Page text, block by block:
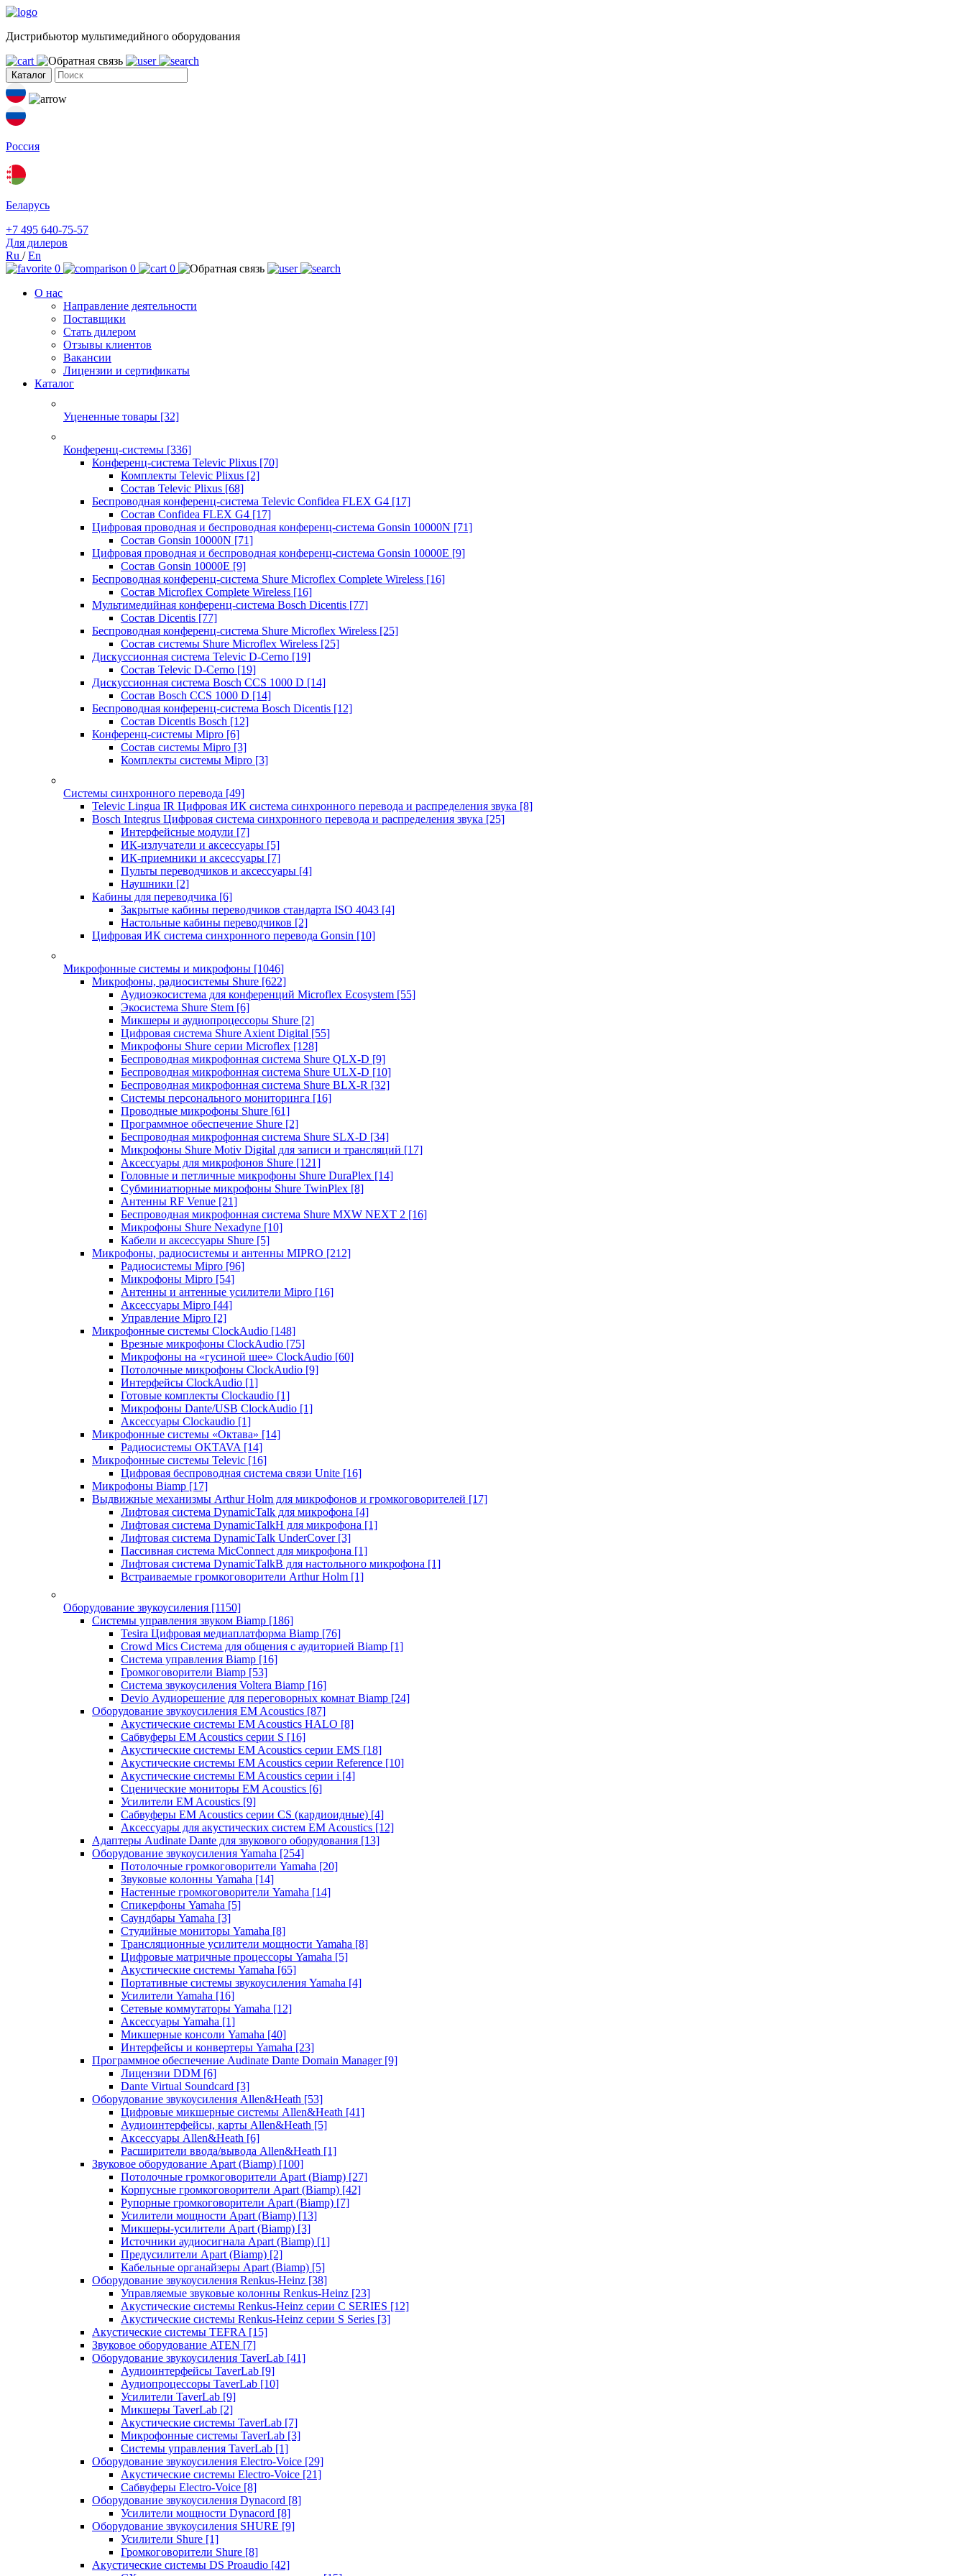
Дистрибьютор мультимедийного оборудования
Каталог
Россия
Беларусь
+7 495 640-75-57
Для дилеров
Ru /En
0
0
0
О нас
Направление деятельности
Поставщики
Стать дилером
Отзывы клиентов
Вакансии
Лицензии и сертификаты
Каталог
Уцененные товары [32]
Конференц-системы [336]
Конференц-система Televic Plixus [70]
Комплекты Televic Plixus [2]
Состав Televic Plixus [68]
Беспроводная конференц-система Televic Confidea FLEX G4 [17]
Состав Confidea FLEX G4 [17]
Цифровая проводная и беспроводная конференц-система Gonsin 10000N [71]
Состав Gonsin 10000N [71]
Цифровая проводная и беспроводная конференц-система Gonsin 10000E [9]
Состав Gonsin 10000E [9]
Беспроводная конференц-система Shure Microflex Complete Wireless [16]
Состав Microflex Complete Wireless [16]
Мультимедийная конференц-система Bosch Dicentis [77]
Состав Dicentis [77]
Беспроводная конференц-система Shure Microflex Wireless [25]
Состав системы Shure Microflex Wireless [25]
Дискуссионная система Televic D-Cerno [19]
Состав Televic D-Cerno [19]
Дискуссионная система Bosch CCS 1000 D [14]
Состав Bosch CCS 1000 D [14]
Беспроводная конференц-система Bosch Dicentis [12]
Состав Dicentis Bosch [12]
Конференц-системы Mipro [6]
Состав системы Mipro [3]
Комплекты системы Mipro [3]
Системы синхронного перевода [49]
Televic Lingua IR Цифровая ИК система синхронного перевода и распределения звука [8]
Bosch Integrus Цифровая система синхронного перевода и распределения звука [25]
Интерфейсные модули [7]
ИК-излучатели и аксессуары [5]
ИК-приемники и аксессуары [7]
Пульты переводчиков и аксессуары [4]
Наушники [2]
Кабины для переводчика [6]
Закрытые кабины переводчиков стандарта ISO 4043 [4]
Настольные кабины переводчиков [2]
Цифровая ИК система синхронного перевода Gonsin [10]
Микрофонные системы и микрофоны [1046]
Микрофоны, радиосистемы Shure [622]
Аудиоэкосистема для конференций Microflex Ecosystem [55]
Экосистема Shure Stem [6]
Микшеры и аудиопроцессоры Shure [2]
Цифровая система Shure Axient Digital [55]
Микрофоны Shure серии Microflex [128]
Беспроводная микрофонная система Shure QLX-D [9]
Беспроводная микрофонная система Shure ULX-D [10]
Беспроводная микрофонная система Shure BLX-R [32]
Системы персонального мониторинга [16]
Проводные микрофоны Shure [61]
Программное обеспечение Shure [2]
Беспроводная микрофонная система Shure SLX-D [34]
Микрофоны Shure Motiv Digital для записи и трансляций [17]
Аксессуары для микрофонов Shure [121]
Головные и петличные микрофоны Shure DuraPlex [14]
Субминиатюрные микрофоны Shure TwinPlex [8]
Антенны RF Venue [21]
Беспроводная микрофонная система Shure MXW NEXT 2 [16]
Микрофоны Shure Nexadyne [10]
Кабели и аксессуары Shure [5]
Микрофоны, радиосистемы и антенны MIPRO [212]
Радиосистемы Mipro [96]
Микрофоны Mipro [54]
Антенны и антенные усилители Mipro [16]
Аксессуары Mipro [44]
Управление Mipro [2]
Микрофонные системы ClockAudio [148]
Врезные микрофоны ClockAudio [75]
Микрофоны на «гусиной шее» ClockAudio [60]
Потолочные микрофоны ClockAudio [9]
Интерфейсы ClockAudio [1]
Готовые комплекты Clockaudio [1]
Микрофоны Dante/USB ClockAudio [1]
Аксессуары Clockaudio [1]
Микрофонные системы «Октава» [14]
Радиосистемы OKTAVA [14]
Микрофонные системы Televic [16]
Цифровая беспроводная система связи Unite [16]
Микрофоны Biamp [17]
Выдвижные механизмы Arthur Holm для микрофонов и громкоговорителей [17]
Лифтовая система DynamicTalk для микрофона [4]
Лифтовая система DynamicTalkH для микрофона [1]
Лифтовая система DynamicTalk UnderCover [3]
Пассивная система MicConnect для микрофона [1]
Лифтовая система DynamicTalkB для настольного микрофона [1]
Встраиваемые громкоговорители Arthur Holm [1]
Оборудование звукоусиления [1150]
Системы управления звуком Biamp [186]
Tesira Цифровая медиаплатформа Biamp [76]
Crowd Mics Система для общения с аудиторией Biamp [1]
Система управления Biamp [16]
Громкоговорители Biamp [53]
Система звукоусиления Voltera Biamp [16]
Devio Аудиорешение для переговорных комнат Biamp [24]
Оборудование звукоусиления EM Acoustics [87]
Акустические системы EM Acoustics HALO [8]
Сабвуферы EM Acoustics серии S [16]
Акустические системы EM Acoustics серии EMS [18]
Акустические системы EM Acoustics серии Reference [10]
Акустические системы EM Acoustics серии i [4]
Сценические мониторы EM Acoustics [6]
Усилители EM Acoustics [9]
Сабвуферы EM Acoustics серии CS (кардиоидные) [4]
Аксессуары для акустических систем EM Acoustics [12]
Адаптеры Audinate Dante для звукового оборудования [13]
Оборудование звукоусиления Yamaha [254]
Потолочные громкоговорители Yamaha [20]
Звуковые колонны Yamaha [14]
Настенные громкоговорители Yamaha [14]
Спикерфоны Yamaha [5]
Саундбары Yamaha [3]
Студийные мониторы Yamaha [8]
Трансляционные усилители мощности Yamaha [8]
Цифровые матричные процессоры Yamaha [5]
Акустические системы Yamaha [65]
Портативные системы звукоусиления Yamaha [4]
Усилители Yamaha [16]
Сетевые коммутаторы Yamaha [12]
Аксессуары Yamaha [1]
Микшерные консоли Yamaha [40]
Интерфейсы и конвертеры Yamaha [23]
Программное обеспечение Audinate Dante Domain Manager [9]
Лицензии DDM [6]
Dante Virtual Soundcard [3]
Оборудование звукоусиления Allen&Heath [53]
Цифровые микшерные системы Allen&Heath [41]
Аудиоинтерфейсы, карты Allen&Heath [5]
Аксессуары Allen&Heath [6]
Расширители ввода/вывода Allen&Heath [1]
Звуковое оборудование Apart (Biamp) [100]
Потолочные громкоговорители Apart (Biamp) [27]
Корпусные громкоговорители Apart (Biamp) [42]
Рупорные громкоговорители Apart (Biamp) [7]
Усилители мощности Apart (Biamp) [13]
Микшеры-усилители Apart (Biamp) [3]
Источники аудиосигнала Apart (Biamp) [1]
Предусилители Apart (Biamp) [2]
Кабельные органайзеры Apart (Biamp) [5]
Оборудование звукоусиления Renkus-Heinz [38]
Управляемые звуковые колонны Renkus-Heinz [23]
Акустические системы Renkus-Heinz серии C SERIES [12]
Акустические системы Renkus-Heinz серии S Series [3]
Акустические системы TEFRA [15]
Звуковое оборудование ATEN [7]
Оборудование звукоусиления TaverLab [41]
Аудиоинтерфейсы TaverLab [9]
Аудиопроцессоры TaverLab [10]
Усилители TaverLab [9]
Микшеры TaverLab [2]
Акустические системы TaverLab [7]
Микрофонные системы TaverLab [3]
Системы управления TaverLab [1]
Оборудование звукоусиления Electro-Voice [29]
Акустические системы Electro-Voice [21]
Сабвуферы Electro-Voice [8]
Оборудование звукоусиления Dynacord [8]
Усилители мощности Dynacord [8]
Оборудование звукоусиления SHURE [9]
Усилители Shure [1]
Громкоговорители Shure [8]
Акустические системы DS Proaudio [42]